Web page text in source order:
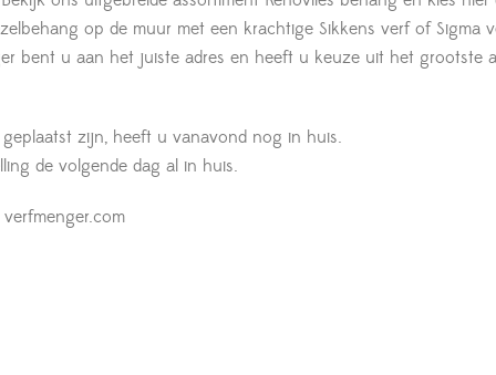
op de muur met een krachtige Sikkens verf of Sigma
bent u aan het juiste adres en heeft u keuze uit het grootste
zijn, heeft u vanavond nog in huis.
de volgende dag al in huis.